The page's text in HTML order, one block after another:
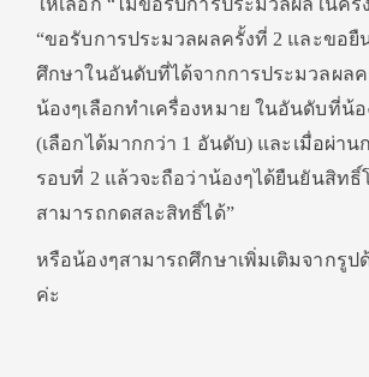
ให้เลือก “ไม่ขอรับการประมวลผลในครั้
“ขอรับการประมวลผลครั้งที่ 2 และขอยื
ศึกษาในอันดับที่ได้จากการประมวลผลค
น้องๆเลือกทำเครื่องหมาย ในอันดับที่น้อ
(เลือกได้มากกว่า 1 อันดับ) และเมื่อผ่าน
รอบที่ 2 แล้วจะถือว่าน้องๆได้ยืนยันสิทธิ์
สามารถกดสละสิทธิ์ได้”
หรือน้องๆสามารถศึกษาเพิ่มเติมจากรูป
ค่ะ